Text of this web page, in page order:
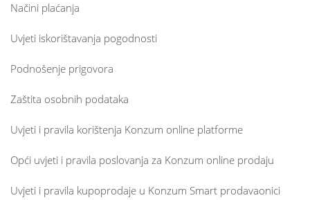
Načini plaćanja
Uvjeti iskorištavanja pogodnosti
Podnošenje prigovora
Zaštita osobnih podataka
Uvjeti i pravila korištenja Konzum online platforme
Opći uvjeti i pravila poslovanja za Konzum online prodaju
Uvjeti i pravila kupoprodaje u Konzum Smart prodavaonici